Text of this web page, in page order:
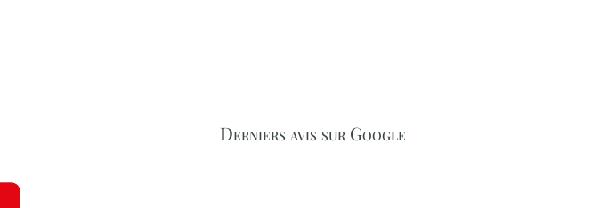
Derniers avis sur Google